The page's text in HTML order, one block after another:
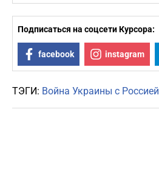
Подписаться на соцсети Курсора:
facebook instagram
ТЭГИ: Война Украины с Россией